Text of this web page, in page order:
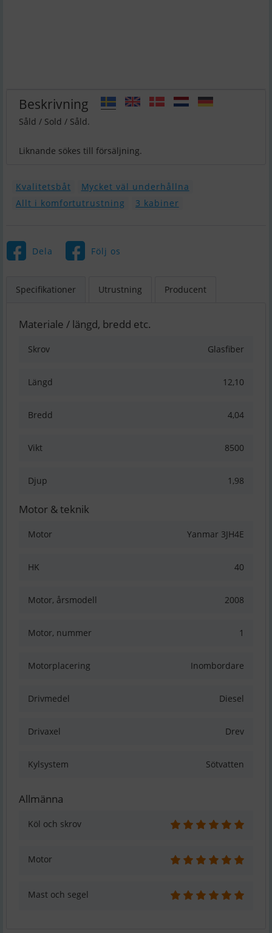
Beskrivning
Såld / Sold / Såld.
Liknande sökes till försäljning.
Kvalitetsbåt
Mycket väl underhållna
Allt i komfortutrustning
3 kabiner
Dela Följ os
Specifikationer Utrustning Producent
Materiale / längd, bredd etc.
Skrov Glasfiber
Längd 12,10
Bredd 4,04
Vikt 8500
Djup 1,98
Motor & teknik
Motor Yanmar 3JH4E
HK 40
Motor, årsmodell 2008
Motor, nummer 1
Motorplacering Inombordare
Drivmedel Diesel
Drivaxel Drev
Kylsystem Sötvatten
Allmänna
Köl och skrov
Motor
Mast och segel